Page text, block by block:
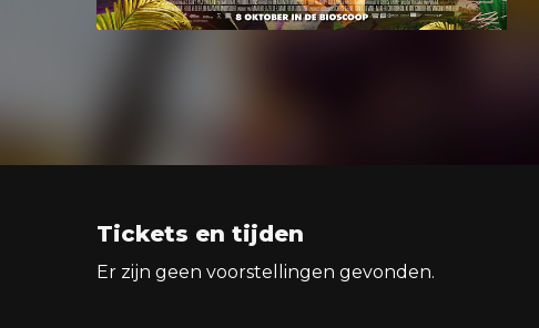
Tickets en tijden
Er zijn geen voorstellingen gevonden.